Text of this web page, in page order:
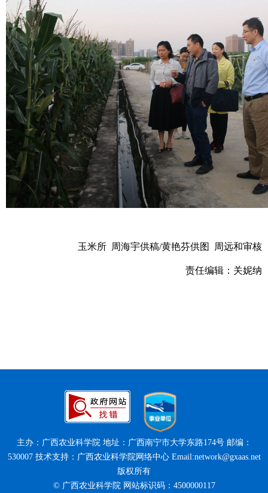
玉米所 周海宇供稿/黄艳芬供图 周远和审核
责任编辑：关妮纳
主办：广西农业科学院 地址：广西南宁市大学东路174号 邮编：
530007 技术支持：广西农业科学院网络中心 Email:network@gxaas.net
版权所有
© 广西农业科学院 网站标识码：4500000117